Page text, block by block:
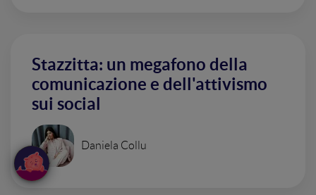
Stazzitta: un megafono della
comunicazione e dell'attivismo
sui social
Daniela Collu